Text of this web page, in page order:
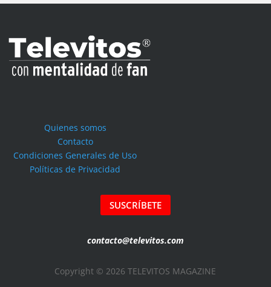
Quienes somos
Contacto
Condiciones Generales de Uso
Políticas de Privacidad
SUSCRÍBETE
contacto@televitos.com
Copyright © 2026 TELEVITOS MAGAZINE